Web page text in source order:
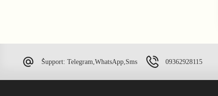
09362928115 ُSupport: Telegram,WhatsApp,Sms